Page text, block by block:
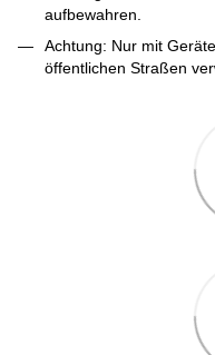
aufbewahren.
Achtung: Nur mit
öffentlichen Straßen